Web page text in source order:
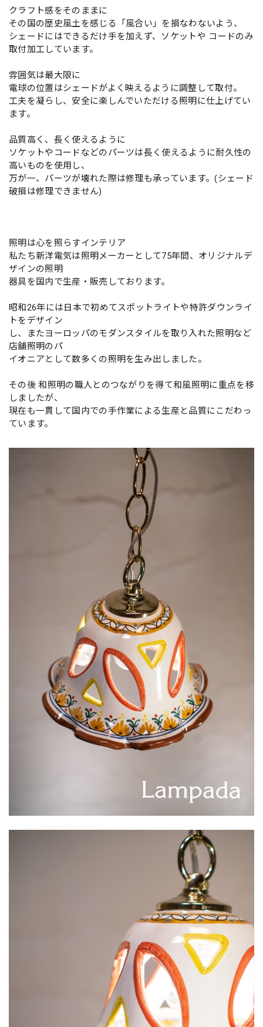
クラフト感をそのままに
その国の歴史風土を感じる「風合い」を損なわないよう、
シェードにはできるだけ手を加えず、ソケットや コードのみ
取付加工しています。
雰囲気は最大限に
電球の位置はシェードがよく映えるように調整して取付。
工夫を凝らし、安全に楽しんでいただける照明に仕上げてい
ます。
品質高く、長く使えるように
ソケットやコードなどのパーツは長く使えるように耐久性の
高いものを使用し、
万が一、パーツが壊れた際は修理も承っています。(シェード
破損は修理できません)
照明は心を照らすインテリア
私たち新洋電気は照明メーカーとして75年間、オリジナルデ
ザインの照明
器具を国内で生産・販売しております。
昭和26年には日本で初めてスポットライトや特許ダウンライ
トをデザイン
し、またヨーロッパのモダンスタイルを取り入れた照明など
店舗照明のパ
イオニアとして数多くの照明を生み出しました。
その後 和照明の職人とのつながりを得て和風照明に重点を移
しましたが、
現在も一貫して国内での手作業による生産と品質にこだわっ
ています。